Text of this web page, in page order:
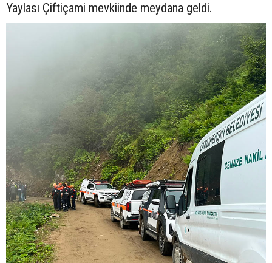
Yaylası Çiftiçami mevkiinde meydana geldi.